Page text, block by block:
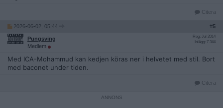
Citera
2026-06-02, 05:44 #5
Pungsving
Medlem
Reg: Jul 2014
Inlägg: 7 344
Med ICA-Mohammud kan kedjen köras ner i helvetet med stil. Bort
med baconet under tiden.
Citera